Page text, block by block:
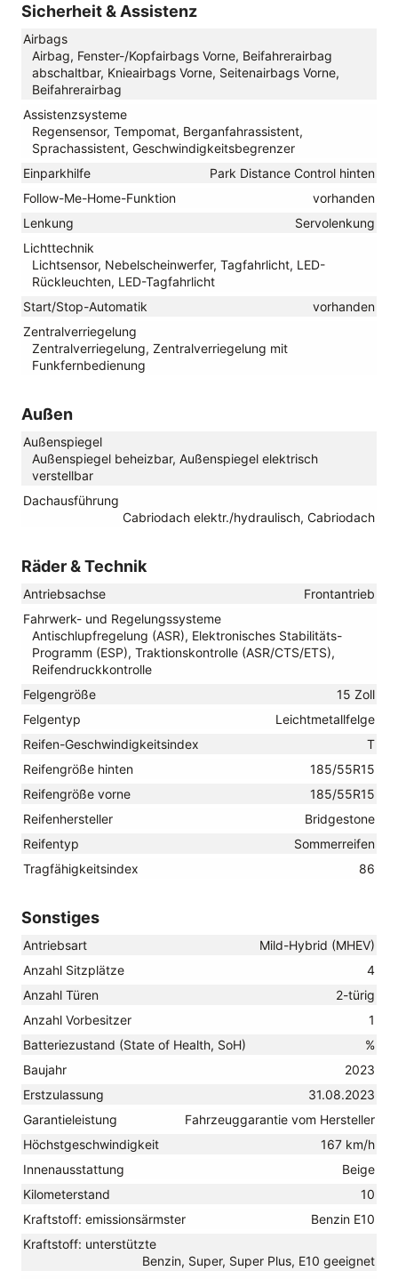
Sicherheit & Assistenz
Airbags
Airbag, Fenster-/Kopfairbags Vorne, Beifahrerairbag
abschaltbar, Knieairbags Vorne, Seitenairbags Vorne,
Beifahrerairbag
Assistenzsysteme
Regensensor, Tempomat, Berganfahrassistent,
Sprachassistent, Geschwindigkeitsbegrenzer
Einparkhilfe
Park Distance Control hinten
Follow-Me-Home-Funktion
vorhanden
Lenkung
Servolenkung
Lichttechnik
Lichtsensor, Nebelscheinwerfer, Tagfahrlicht, LED-
Rückleuchten, LED-Tagfahrlicht
Start/Stop-Automatik
vorhanden
Zentralverriegelung
Zentralverriegelung, Zentralverriegelung mit
Funkfernbedienung
Außen
Außenspiegel
Außenspiegel beheizbar, Außenspiegel elektrisch
verstellbar
Dachausführung
Cabriodach elektr./hydraulisch, Cabriodach
Räder & Technik
Antriebsachse
Frontantrieb
Fahrwerk- und Regelungssysteme
Antischlupfregelung (ASR), Elektronisches Stabilitäts-
Programm (ESP), Traktionskontrolle (ASR/CTS/ETS),
Reifendruckkontrolle
Felgengröße
15 Zoll
Felgentyp
Leichtmetallfelge
Reifen-Geschwindigkeitsindex
T
Reifengröße hinten
185/55R15
Reifengröße vorne
185/55R15
Reifenhersteller
Bridgestone
Reifentyp
Sommerreifen
Tragfähigkeitsindex
86
Sonstiges
Antriebsart
Mild-Hybrid (MHEV)
Anzahl Sitzplätze
4
Anzahl Türen
2-türig
Anzahl Vorbesitzer
1
Batteriezustand (State of Health, SoH)
%
Baujahr
2023
Erstzulassung
31.08.2023
Garantieleistung
Fahrzeuggarantie vom Hersteller
Höchstgeschwindigkeit
167 km/h
Innenausstattung
Beige
Kilometerstand
10
Kraftstoff: emissionsärmster
Benzin E10
Kraftstoff: unterstützte
Benzin, Super, Super Plus, E10 geeignet